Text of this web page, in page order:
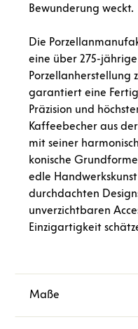
Bewunderung weckt.
Die
eine über 275-
Porzellanherstellung
garantiert eine
Präzision und
Kaffeebecher aus der
mit seiner
konische
edle
durchdachten
unverzichtbaren
Einzigartigkeit
Maße